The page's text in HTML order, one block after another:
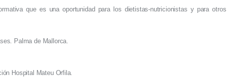
que es una oportunidad para los dietistas-nutricionistas y para otros
Palma de Mallorca.
Mateu Orfila.